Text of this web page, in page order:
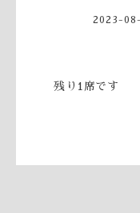
2023-
残り1席です